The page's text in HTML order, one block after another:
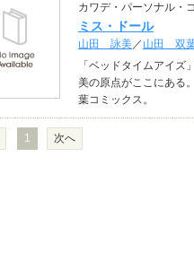
カワデ・パーソナル・
ミス・ドール
山田 詠美／ 山田 双
「ベッドタイムアイ
美の原点がここにある
葉コミックス。
1 次へ